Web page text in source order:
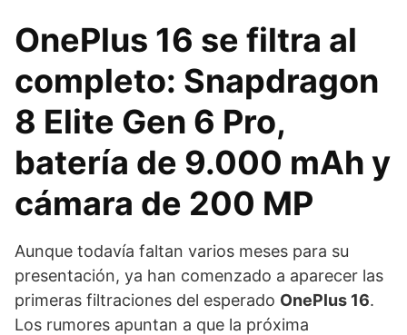
OnePlus 16 se filtra al
completo: Snapdragon
8 Elite Gen 6 Pro,
batería de 9.000 mAh y
cámara de 200 MP
Aunque todavía faltan varios meses para su
presentación, ya han comenzado a aparecer las
primeras filtraciones del esperado OnePlus 16.
Los rumores apuntan a que la próxima